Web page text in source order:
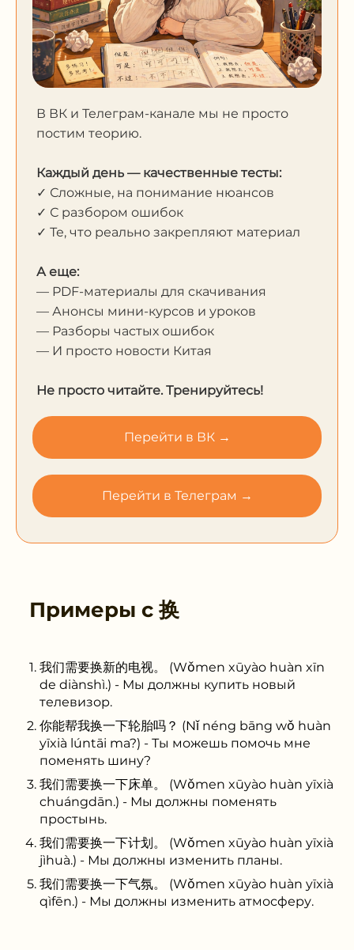
В ВК и Телеграм-канале мы не просто
постим теорию.
Каждый день — качественные тесты:
✓ Сложные, на понимание нюансов
✓ С разбором ошибок
✓ Те, что реально закрепляют материал
А еще:
— PDF-материалы для скачивания
— Анонсы мини-курсов и уроков
— Разборы частых ошибок
— И просто новости Китая
Не просто читайте. Тренируйтесь!
Перейти в ВК →
Перейти в Телеграм →
Примеры с 换
我们需要换新的电视。 (Wǒmen xūyào huàn xīn
de diànshì.) - Мы должны купить новый
телевизор.
你能帮我换一下轮胎吗？ (Nǐ néng bāng wǒ huàn
yīxià lúntāi ma?) - Ты можешь помочь мне
поменять шину?
我们需要换一下床单。 (Wǒmen xūyào huàn yīxià
chuángdān.) - Мы должны поменять
простынь.
我们需要换一下计划。 (Wǒmen xūyào huàn yīxià
jìhuà.) - Мы должны изменить планы.
我们需要换一下气氛。 (Wǒmen xūyào huàn yīxià
qìfēn.) - Мы должны изменить атмосферу.